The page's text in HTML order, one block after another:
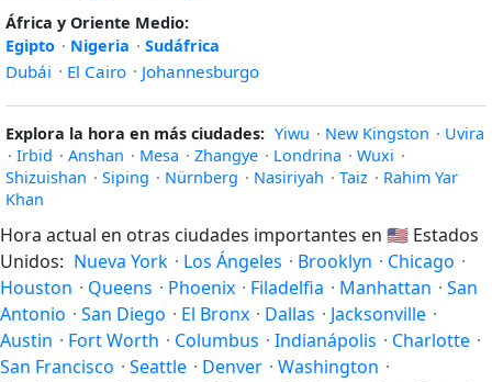
África y Oriente Medio:
Egipto · Nigeria · Sudáfrica
Dubái · El Cairo · Johannesburgo
Explora la hora en más ciudades: Yiwu · New Kingston · Uvira
· Irbid · Anshan · Mesa · Zhangye · Londrina · Wuxi ·
Shizuishan · Siping · Nürnberg · Nasiriyah · Taiz · Rahim Yar
Khan
Hora actual en otras ciudades importantes en 🇺🇸 Estados
Unidos: Nueva York · Los Ángeles · Brooklyn · Chicago ·
Houston · Queens · Phoenix · Filadelfia · Manhattan · San
Antonio · San Diego · El Bronx · Dallas · Jacksonville ·
Austin · Fort Worth · Columbus · Indianápolis · Charlotte ·
San Francisco · Seattle · Denver · Washington ·